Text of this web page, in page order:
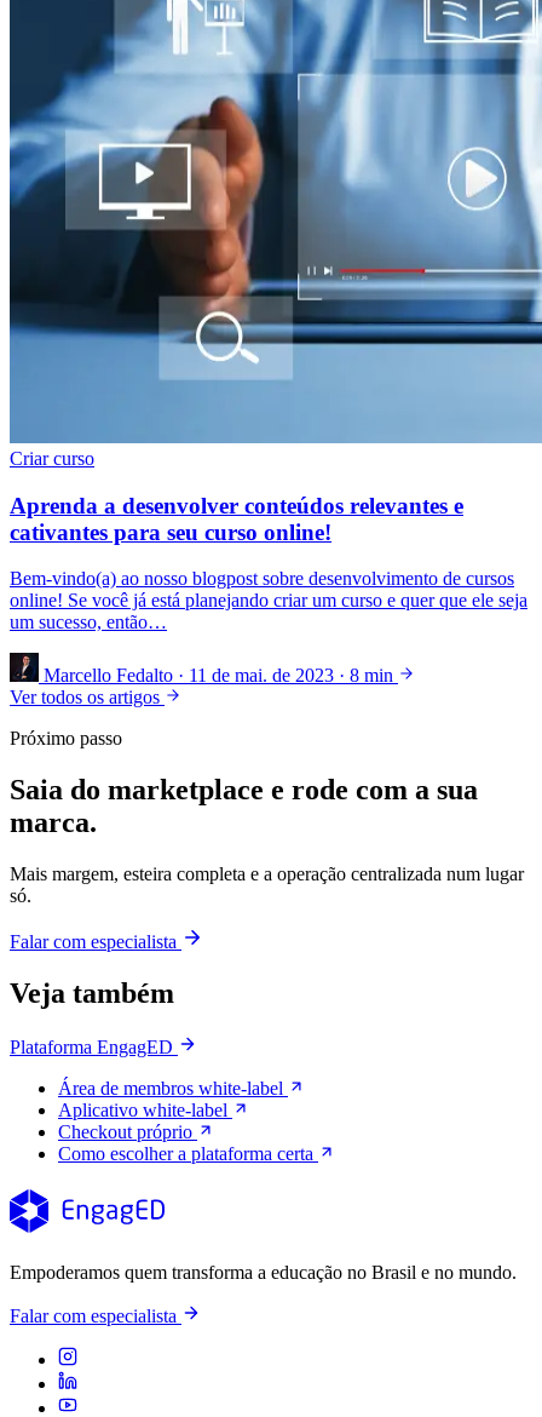
Criar curso
Aprenda a desenvolver conteúdos relevantes e
cativantes para seu curso online!
Bem-vindo(a) ao nosso blogpost sobre desenvolvimento de cursos
online! Se você já está planejando criar um curso e quer que ele seja
um sucesso, então…
Marcello Fedalto · 11 de mai. de 2023 · 8 min
Ver todos os artigos
Próximo passo
Saia do marketplace e rode com a sua
marca.
Mais margem, esteira completa e a operação centralizada num lugar
só.
Falar com especialista
Veja também
Plataforma EngagED
Área de membros white-label
Aplicativo white-label
Checkout próprio
Como escolher a plataforma certa
Empoderamos quem transforma a educação no Brasil e no mundo.
Falar com especialista